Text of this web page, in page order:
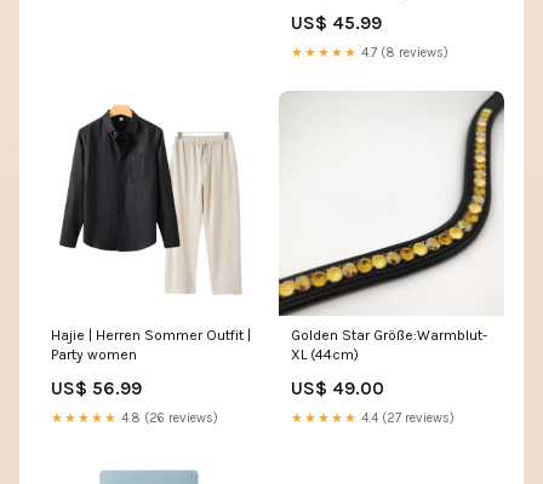
US$ 45.99
★★★★★ 4.7 (8 reviews)
Hajie | Herren Sommer Outfit |
Party women
US$ 56.99
★★★★★ 4.8 (26 reviews)
Golden Star Größe:Warmblut-
XL (44cm)
US$ 49.00
★★★★★ 4.4 (27 reviews)